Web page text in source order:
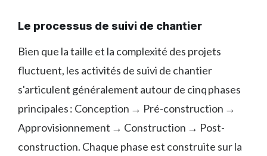
Le processus de suivi de chantier
Bien que la taille et la complexité des projets
fluctuent, les activités de suivi de chantier
s'articulent généralement autour de cinq phases
principales : Conception → Pré-construction →
Approvisionnement → Construction → Post-
construction. Chaque phase est construite sur la